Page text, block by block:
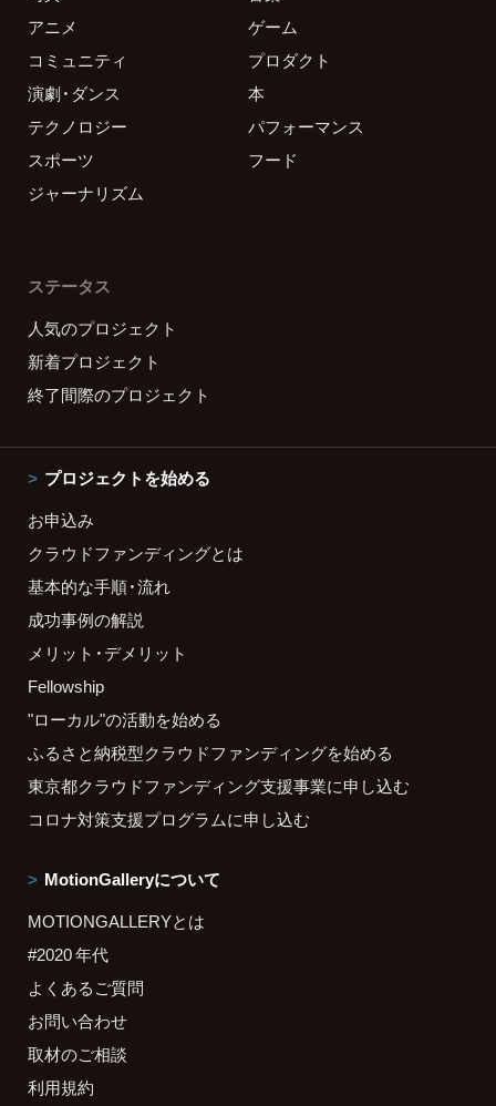
アニメ
ゲーム
コミュニティ
プロダクト
演劇・ダンス
本
テクノロジー
パフォーマンス
スポーツ
フード
ジャーナリズム
ステータス
人気のプロジェクト
新着プロジェクト
終了間際のプロジェクト
プロジェクトを始める
お申込み
クラウドファンディングとは
基本的な手順・流れ
成功事例の解説
メリット・デメリット
Fellowship
"ローカル"の活動を始める
ふるさと納税型クラウドファンディングを始める
東京都クラウドファンディング支援事業に申し込む
コロナ対策支援プログラムに申し込む
MotionGalleryについて
MOTIONGALLERYとは
#2020 年代
よくあるご質問
お問い合わせ
取材のご相談
利用規約